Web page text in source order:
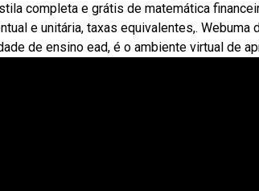
completa e grátis de matemática
e unitária, taxas equivalentes,.
de ensino ead, é o ambiente virtual de